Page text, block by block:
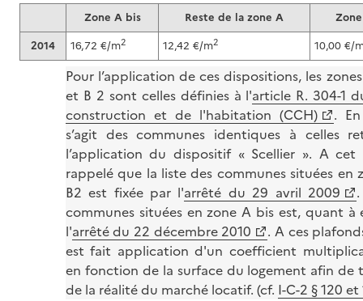
Zone A bis Reste de la zone A
Zone
2014
16,72 €/m2 12,42 €/m2 10,00 €/
Pour l’application de ces dispositions, les
et B 2 sont celles définies à l'article R. 304-1
construction et de l'habitation (CCH)
.
s’agit des communes identiques à celles
l’application du dispositif « Scellier ». A
rappelé que la liste des communes situées en
B2 est fixée par l'arrêté du 29 avril 2009
communes situées en zone A bis est, quant à
l'arrêté du 22 décembre 2010
. A ces
est fait application d'un coefficient
en fonction de la surface du logement afin de
de la réalité du marché locatif. (cf. I-C-2 § 120 et